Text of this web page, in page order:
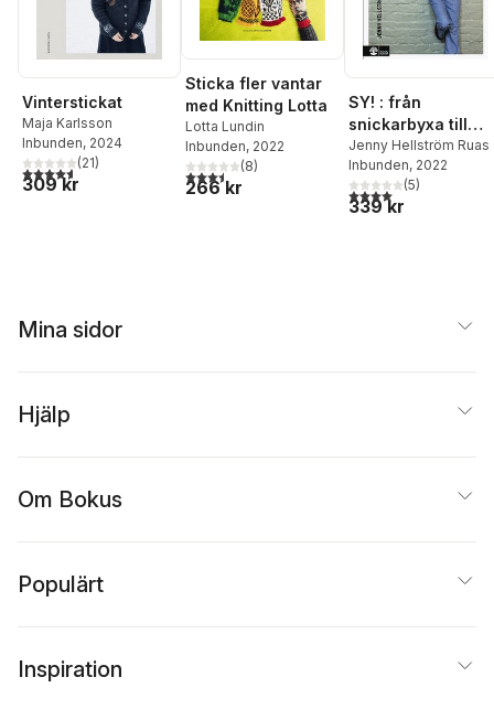
Vinterstickat
Maja Karlsson
Inbunden, 2024
4,6utav 5 stjärnor. Totalt antal röster:
(21)
309 kr
Sticka fler vantar
med Knitting Lotta
Lotta Lundin
Inbunden, 2022
3,5utav 5 stjärnor. Totalt antal röster:
(8)
266 kr
SY! : från
snickarbyxa till
sommarklänning
Jenny Hellström Ruas
Inbunden, 2022
4,0utav 5 stjärnor.
(5)
339 kr
Mina sidor
Hjälp
Om Bokus
Populärt
Inspiration